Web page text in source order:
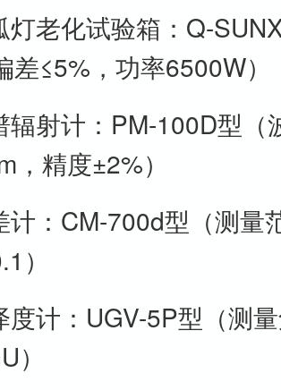
灯老化试验箱：Q-
差≤5%，功率6500W）
辐射计：PM-100D型（
，精度±2%）
计：CM-700d型（测量
）
度计：UGV-5P型（测
）